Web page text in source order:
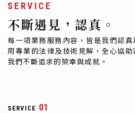
SERVICE
不斷遇見，認真。
每一項業務服務內容，皆是我們認
用專業的法律及技術見解，全心協
我們不斷追求的榮幸與成就。
SERVICE 01